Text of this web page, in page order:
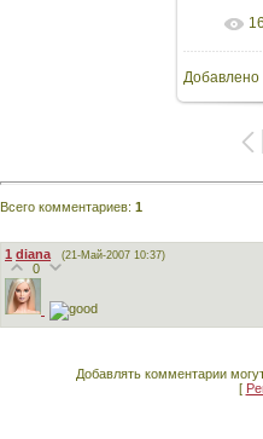
Добавлено
Всего комментариев: 1
1 diana (21-Май-2007 10:37)
0
Добавлять комментарии
[